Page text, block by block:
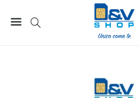
SIM Wind3 Numero Facile